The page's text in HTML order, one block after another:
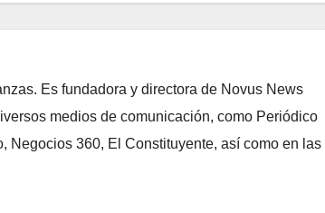
Es fundadora y directora de Novus News
medios de comunicación, como Periódico
Negocios 360, El Constituyente, así como en las